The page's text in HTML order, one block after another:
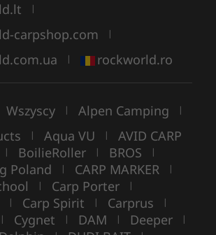
|
carpshop.com |
| rockworld.ro
Wszyscy | Alpen Camping |
| Aqua VU | AVID CARP
| BoilieRoller | BROS |
Poland | CARP MARKER |
| Carp Porter |
| Carp Spirit | Carprus |
| Cygnet | DAM | Deeper |